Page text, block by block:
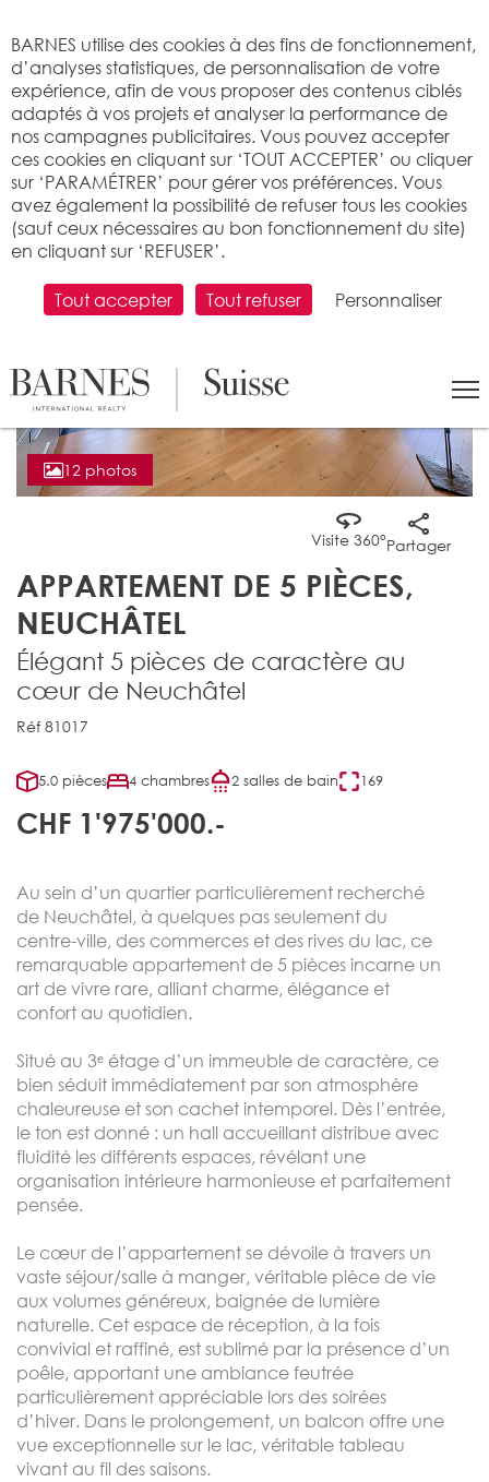
12 photos
APPARTEMENT DE 5 PIÈCES,
NEUCHÂTEL
Visite 360°Partager
Élégant 5 pièces de caractère au
cœur de Neuchâtel
Réf 81017
5.0 pièces 4 chambres 2 salles de bain 169
CHF 1'975'000.-
Au sein d’un quartier particulièrement recherché
de Neuchâtel, à quelques pas seulement du
centre-ville, des commerces et des rives du lac, ce
remarquable appartement de 5 pièces incarne un
art de vivre rare, alliant charme, élégance et
confort au quotidien.
Situé au 3ᵉ étage d’un immeuble de caractère, ce
bien séduit immédiatement par son atmosphère
chaleureuse et son cachet intemporel. Dès l’entrée,
le ton est donné : un hall accueillant distribue avec
fluidité les différents espaces, révélant une
organisation intérieure harmonieuse et parfaitement
pensée.
Le cœur de l’appartement se dévoile à travers un
vaste séjour/salle à manger, véritable pièce de vie
aux volumes généreux, baignée de lumière
naturelle. Cet espace de réception, à la fois
convivial et raffiné, est sublimé par la présence d’un
poêle, apportant une ambiance feutrée
particulièrement appréciable lors des soirées
d’hiver. Dans le prolongement, un balcon offre une
vue exceptionnelle sur le lac, véritable tableau
vivant au fil des saisons.
BARNES utilise des cookies à des fins de fonctionnement,
d’analyses statistiques, de personnalisation de votre
expérience, afin de vous proposer des contenus ciblés
adaptés à vos projets et analyser la performance de
nos campagnes publicitaires. Vous pouvez accepter
ces cookies en cliquant sur ‘TOUT ACCEPTER’ ou cliquer
sur ‘PARAMÉTRER’ pour gérer vos préférences. Vous
avez également la possibilité de refuser tous les cookies
(sauf ceux nécessaires au bon fonctionnement du site)
en cliquant sur ‘REFUSER’.
Tout accepter Tout refuser Personnaliser